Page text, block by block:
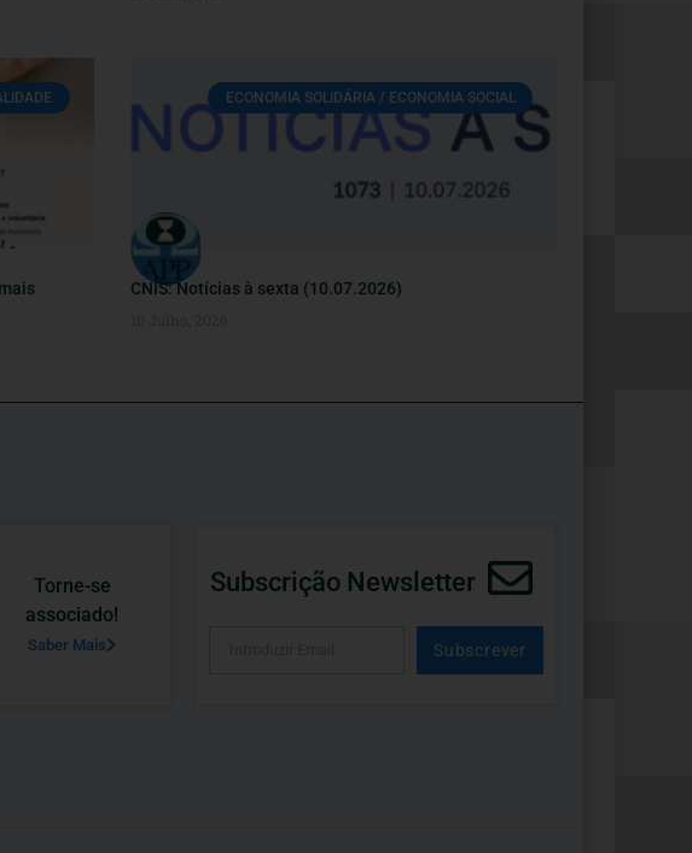
ECONOMIA SOLIDÁRIA / ECONOMIA SOCIAL
CNIS: Notícias à sexta (10.07.2026)
Torne-se
associado!
Saber Mais
Subscrição Newsletter
Subscrever